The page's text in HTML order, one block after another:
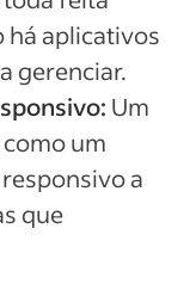
há aplicativos
gerenciar.
Um
um
a
que